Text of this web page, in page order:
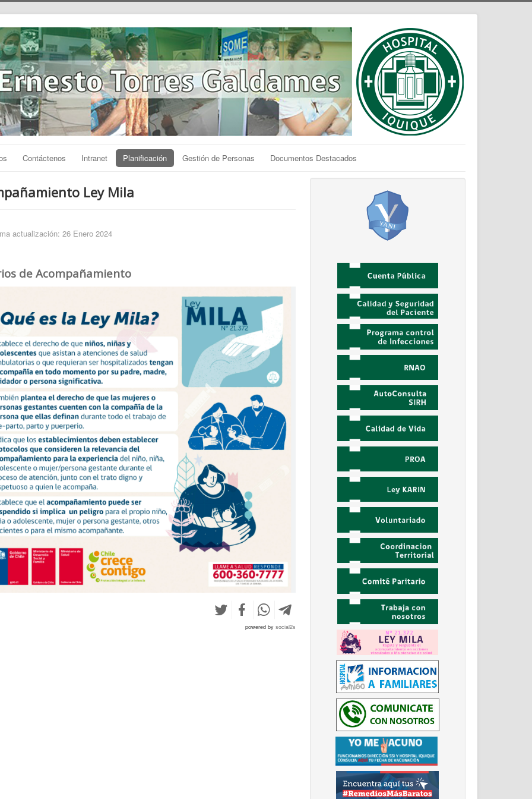
Contáctenos Intranet Planificación Gestión de Personas Documentos Destacados
Ley Mila
actualización: 26 Enero 2024
de Acompañamiento
powered bysocial2s